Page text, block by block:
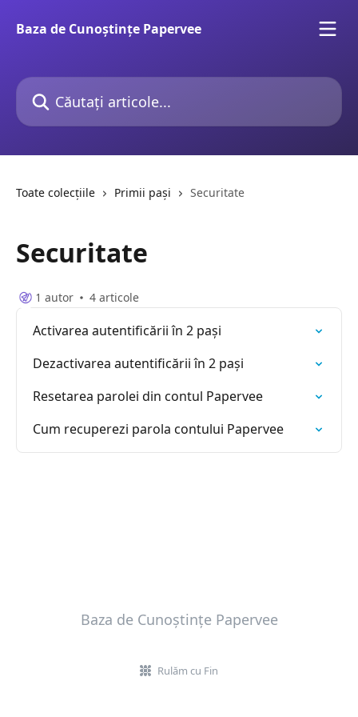
Baza de Cunoștințe Papervee
Căutați articole...
Toate colecțiile Primii pași Securitate
Securitate
1 autor 4 articole
Activarea autentificării în 2 pași
Dezactivarea autentificării în 2 pași
Resetarea parolei din contul Papervee
Cum recuperezi parola contului Papervee
Baza de Cunoștințe Papervee
Rulăm cu Fin